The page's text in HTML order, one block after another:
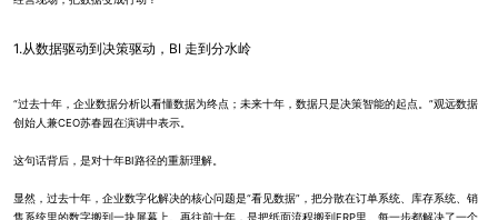
1.从数据驱动到决策驱动，BI 走到分水岭
“过去十年，企业数据分析以看懂数据为终点；未来十年，数据只是决策智能的起点。”观远数据
创始人兼CEO苏春园在演讲中表示。
这句话背后，是对十年BI路径的重新理解。
显然，过去十年，企业数字化解决的核心问题是“看见数据”，把分散在订单系统、库存系统、销
售系统里的数字搬到一块屏幕上。再往前十年，是把纸面流程搬到ERP里。每一步都解决了一个